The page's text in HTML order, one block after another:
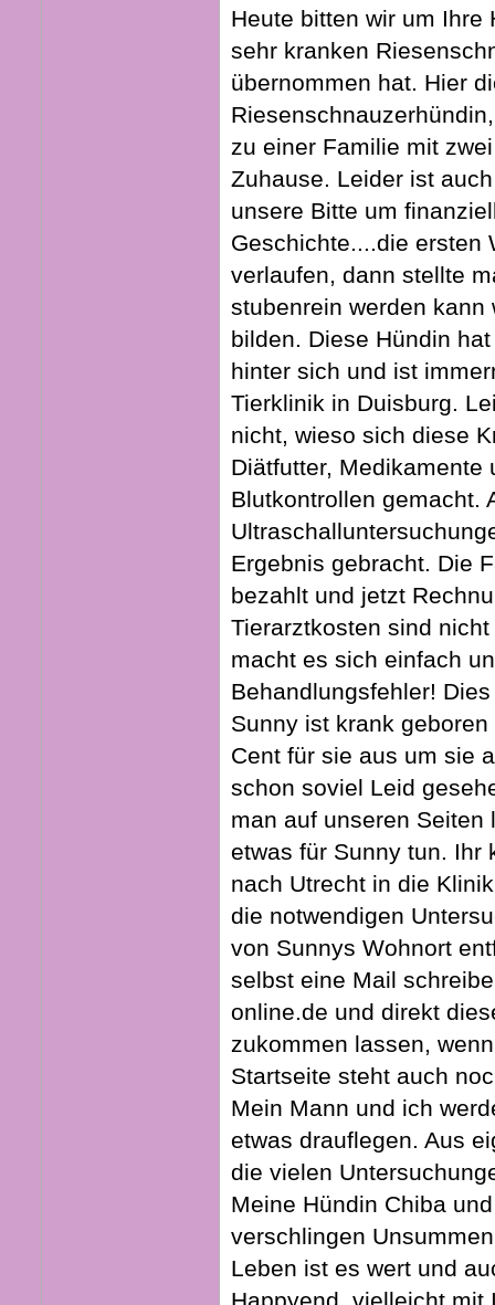
Heute bitten wir um Ihre
sehr kranken
übernommen hat. Hier
zu einer Familie mit
Zuhause. Leider ist
unsere Bitte um
Geschichte....die ersten
verlaufen, dann stellte
stubenrein werden
bilden. Diese Hündin
hinter sich und ist
Tierklinik in Duisburg.
nicht, wieso sich diese
Diätfutter, Medikamente
Blutkontrollen gemacht.
Ergebnis gebracht. Die
bezahlt und jetzt
Tierarztkosten sind
macht es sich einfach
Behandlungsfehler!
Sunny ist krank
Cent für sie aus um sie
schon soviel Leid
man auf unseren
etwas für Sunny tun. Ihr
nach Utrecht in die
die notwendigen
von Sunnys Wohnort
selbst eine Mail
online.de und direkt
zukommen lassen,
Startseite steht auch
Mein Mann und ich
etwas drauflegen. Aus
die vielen
Meine Hündin Chiba
verschlingen
Leben ist es wert und
Happyend, vielleicht mit